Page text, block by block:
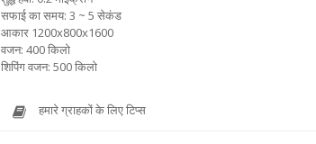
सफाई का समय: 3 ~ 5 सेकंड
आकार 1200x800x1600
वजन: 400 किलो
शिपिंग वजन: 500 किलो
हमारे ग्राहकों के लिए टिप्स